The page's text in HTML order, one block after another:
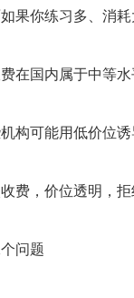
果你练习多、消
在国内属于中等
构可能用低价位
费，价位透明，
问题